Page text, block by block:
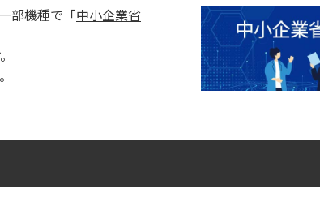
部機種で「中小企業省